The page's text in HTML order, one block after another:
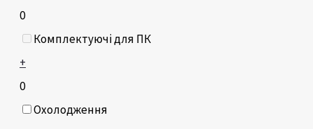
0
Комплектуючі для ПК
+
0
Охолодження